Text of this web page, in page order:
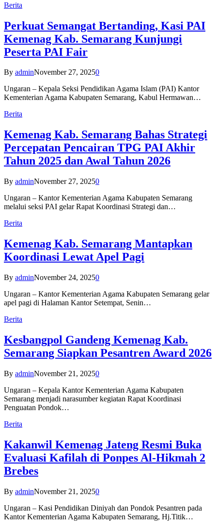
Berita
Perkuat Semangat Bertanding, Kasi PAI
Kemenag Kab. Semarang Kunjungi
Peserta PAI Fair
By adminNovember 27, 20250
Ungaran – Kepala Seksi Pendidikan Agama Islam (PAI) Kantor
Kementerian Agama Kabupaten Semarang, Kabul Hermawan…
Berita
Kemenag Kab. Semarang Bahas Strategi
Percepatan Pencairan TPG PAI Akhir
Tahun 2025 dan Awal Tahun 2026
By adminNovember 27, 20250
Ungaran – Kantor Kementerian Agama Kabupaten Semarang
melalui seksi PAI gelar Rapat Koordinasi Strategi dan…
Berita
Kemenag Kab. Semarang Mantapkan
Koordinasi Lewat Apel Pagi
By adminNovember 24, 20250
Ungaran – Kantor Kementerian Agama Kabupaten Semarang gelar
apel pagi di Halaman Kantor Setempat, Senin…
Berita
Kesbangpol Gandeng Kemenag Kab.
Semarang Siapkan Pesantren Award 2026
By adminNovember 21, 20250
Ungaran – Kepala Kantor Kementerian Agama Kabupaten
Semarang menjadi narasumber kegiatan Rapat Koordinasi
Penguatan Pondok…
Berita
Kakanwil Kemenag Jateng Resmi Buka
Evaluasi Kafilah di Ponpes Al-Hikmah 2
Brebes
By adminNovember 21, 20250
Ungaran – Kasi Pendidikan Diniyah dan Pondok Pesantren pada
Kantor Kementerian Agama Kabupaten Semarang, Hj.Titik…